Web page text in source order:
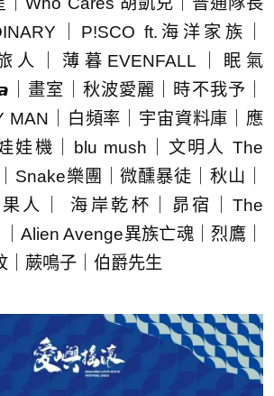
｜P!SCO ft.海洋家族｜
人｜薄暮EVENFALL｜眠氣
畫室｜秋波愛麗｜時不我予｜
MAN｜白頻率｜宇宙資料庫｜應
娃機｜blu mush｜文明人 The
Snake樂團｜微醺暴徒｜秋山｜
人｜ 海岸乾杯｜昴宿｜The
Alien Avenge異族亡魂｜烈鷹｜
｜蕨鳴子｜伯爵先生